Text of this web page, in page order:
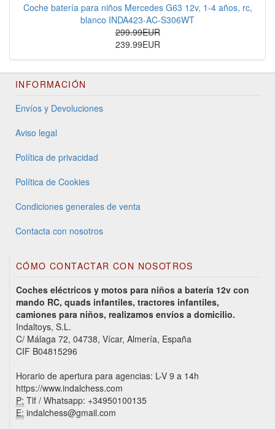
Coche batería para niños Mercedes G63 12v, 1-4 años, rc,
blanco INDA423-AC-S306WT
299.99EUR
239.99EUR
INFORMACIÓN
Envíos y Devoluciones
Aviso legal
Política de privacidad
Política de Cookies
Condiciones generales de venta
Contacta con nosotros
CÓMO CONTACTAR CON NOSOTROS
Coches eléctricos y motos para niños a batería 12v con
mando RC, quads infantiles, tractores infantiles,
camiones para niños, realizamos envíos a domicilio.
Indaltoys, S.L.
C/ Málaga 72, 04738, Vícar, Almería, España
CIF B04815296
Horario de apertura para agencias: L-V 9 a 14h
https://www.indalchess.com
P: Tlf / Whatsapp: +34950100135
E: indalchess@gmail.com